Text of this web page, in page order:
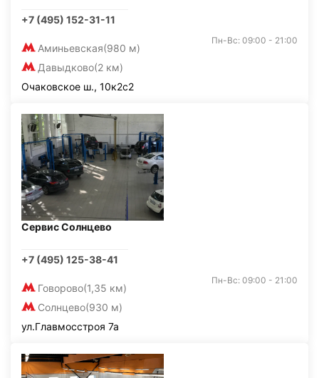
+7 (495) 152-31-11
Аминьевская(980 м)
Давыдково(2 км)
Пн-Вс: 09:00 - 21:00
Очаковское ш., 10к2с2
Сервис Солнцево
+7 (495) 125-38-41
Говорово(1,35 км)
Солнцево(930 м)
Пн-Вс: 09:00 - 21:00
ул.Главмосстроя 7а